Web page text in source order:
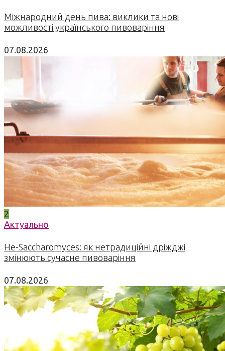
Міжнародний день пива: виклики та нові
можливості українського пивоваріння
07.08.2026
2
Актуально
Не-Saccharomyces: як нетрадиційні дріжджі
змінюють сучасне пивоваріння
07.08.2026